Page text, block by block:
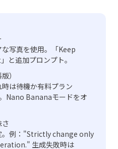
写真を使用。「Keep
追加プロンプト。
）
は待機か有料プラン
Nano Bananaモードをオ
。例："Strictly change only
生成失敗時は